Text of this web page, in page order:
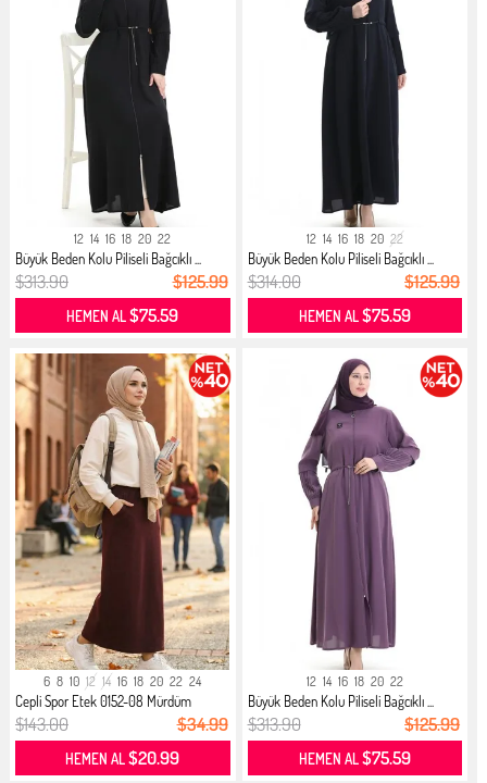
12 14 16 18 20 22
Büyük Beden Kolu Piliseli Bağcıklı ...
$313.90 $125.99
HEMEN AL$75.59
12 14 16 18 20 22
Büyük Beden Kolu Piliseli Bağcıklı ...
$314.00 $125.99
HEMEN AL$75.59
6 8 10 12 14 16 18 20 22 24
Cepli Spor Etek 0152-08 Mürdüm
$143.00 $34.99
HEMEN AL$20.99
12 14 16 18 20 22
Büyük Beden Kolu Piliseli Bağcıklı ...
$313.90 $125.99
HEMEN AL$75.59